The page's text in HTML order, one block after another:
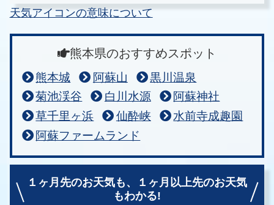
天気アイコンの意味について
熊本県のおすすめスポット
熊本城 阿蘇山
黒川温泉
菊池渓谷
白川水源
阿蘇神社
草千里ヶ浜
仙酔峡
水前寺成趣園
阿蘇ファームランド
１ヶ月先のお天気も、
１ヶ月以上先のお天気
もわかる!